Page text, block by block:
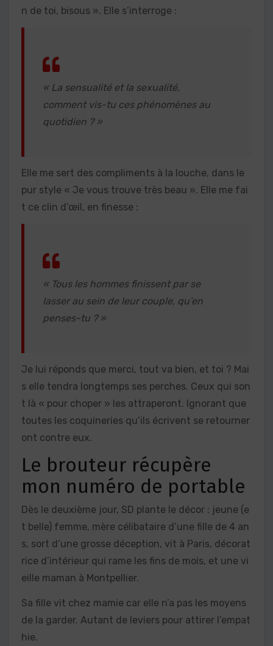
n de toi, bisous ». Elle s’interroge :
« La sensualité et la sexualité,
comment vis-tu ces phénomènes au
quotidien ? »
Elle me sert des compliments à la louche, dans le
pur style « Je vous trouve très beau ». Elle me fai
t ce clin d’œil, en finesse :
« Tous les hommes finissent par se
lasser au sein de leur couple, qu’en
penses-tu ? »
Je lui réponds que merci, tout va bien, et toi ? Mai
s elle tendra longtemps ses perches. Ceux qui son
t là « pour choper » les attraperont. Ignorant que
toutes les coquineries qu’ils écrivent se retourner
ont contre eux.
Le brouteur récupère
mon numéro de portable
Dès le deuxième jour, SD plante le décor : jeune (e
t belle) femme, mère célibataire d’une fille de 4 an
s, sort d’une grosse déception, vit à Paris, décorat
rice d’intérieur qui rame les fins de mois, et une vi
eille maman à Montpellier.
Sa fille vit chez mamie car elle n’a pas les moyens
de la garder. Autant de leviers pour attirer l’empat
hie.